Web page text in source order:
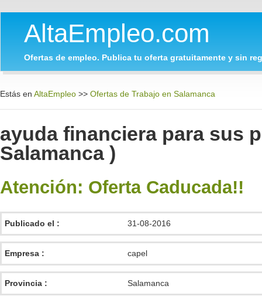
AltaEmpleo.com
Ofertas de empleo. Publica tu oferta gratuitamente y sin
Estás en AltaEmpleo >> Ofertas de Trabajo en Salamanca
ayuda financiera para sus
Salamanca )
Atención: Oferta Caducada!!
Publicado el : 31-08-2016
Empresa : capel
Provincia : Salamanca